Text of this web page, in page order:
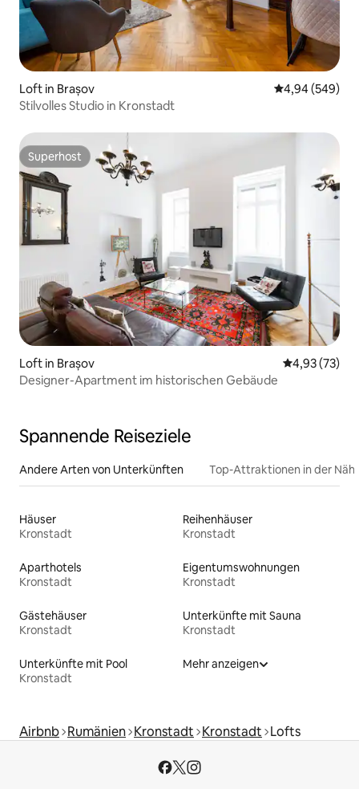
Loft in Brașov
4,94 (549)
Stilvolles Studio in Kronstadt
Superhost
Superhost
Loft in Brașov
4,93 (73)
Designer-Apartment im historischen Gebäude
Spannende Reiseziele
Andere Arten von Unterkünften Top-Attraktionen in der
Häuser
Kronstadt
Reihenhäuser
Kronstadt
Aparthotels
Kronstadt
Eigentumswohnungen
Kronstadt
Gästehäuser
Kronstadt
Unterkünfte mit Sauna
Kronstadt
Unterkünfte mit Pool
Kronstadt
Mehr anzeigen
Airbnb Rumänien Kronstadt Kronstadt Lofts